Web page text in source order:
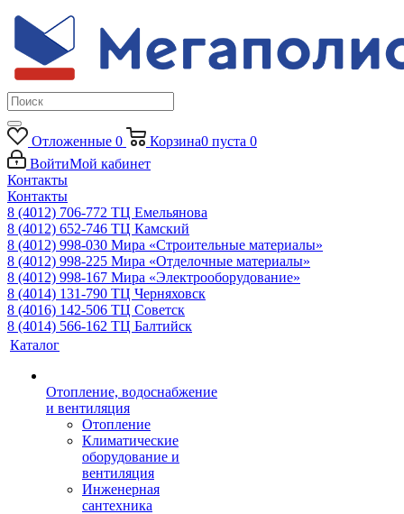
Отложенные 0 Корзина0 пуста 0
ВойтиМой кабинет
Контакты
Контакты
8 (4012) 706-772 ТЦ Емельянова
8 (4012) 652-746 ТЦ Камский
8 (4012) 998-030 Мира «Строительные материалы»
8 (4012) 998-225 Мира «Отделочные материалы»
8 (4012) 998-167 Мира «Электрооборудование»
8 (4014) 131-790 ТЦ Черняховск
8 (4016) 142-506 ТЦ Советск
8 (4014) 566-162 ТЦ Балтийск
Каталог
Отопление, водоснабжение
и вентиляция
Отопление
Климатические
оборудование и
вентиляция
Инженерная
сантехника